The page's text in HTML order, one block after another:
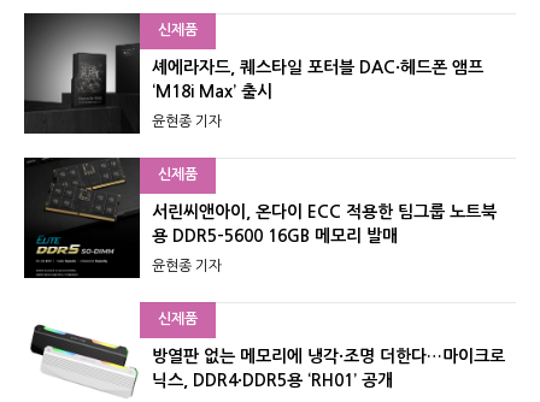
신제품
셰에라자드, 퀘스타일 포터블 DAC·헤드폰 앰프
‘M18i Max’ 출시
윤현종 기자
신제품
서린씨앤아이, 온다이 ECC 적용한 팀그룹 노트북
용 DDR5-5600 16GB 메모리 발매
윤현종 기자
신제품
방열판 없는 메모리에 냉각·조명 더한다…마이크로
닉스, DDR4·DDR5용 ‘RH01’ 공개